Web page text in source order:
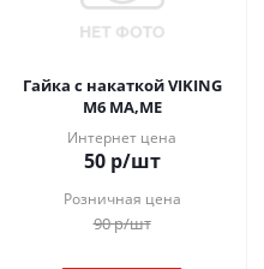
Гайка с накаткой VIKING
М6 MA,МЕ
Интернет цена
50р/шт
Розничная цена
90р/шт